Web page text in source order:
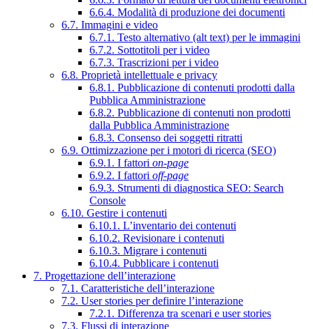
6.6.4. Modalità di produzione dei documenti
6.7. Immagini e video
6.7.1. Testo alternativo (alt text) per le immagini
6.7.2. Sottotitoli per i video
6.7.3. Trascrizioni per i video
6.8. Proprietà intellettuale e privacy
6.8.1. Pubblicazione di contenuti prodotti dalla
Pubblica Amministrazione
6.8.2. Pubblicazione di contenuti non prodotti
dalla Pubblica Amministrazione
6.8.3. Consenso dei soggetti ritratti
6.9. Ottimizzazione per i motori di ricerca (SEO)
6.9.1. I fattori on-page
6.9.2. I fattori off-page
6.9.3. Strumenti di diagnostica SEO: Search
Console
6.10. Gestire i contenuti
6.10.1. L’inventario dei contenuti
6.10.2. Revisionare i contenuti
6.10.3. Migrare i contenuti
6.10.4. Pubblicare i contenuti
7. Progettazione dell’interazione
7.1. Caratteristiche dell’interazione
7.2. User stories per definire l’interazione
7.2.1. Differenza tra scenari e user stories
7.3. Flussi di interazione